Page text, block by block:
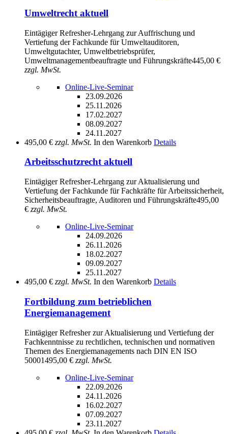
Umweltrecht aktuell
Eintägiger Refresher-Lehrgang zur Auffrischung und
Vertiefung der Fachkunde für Umweltauditoren,
Umweltgutachter, Umweltbetriebsprüfer,
Umweltmanagementbeauftragte und Führungskräfte445,00 €
zzgl. MwSt.
Online-Live-Seminar
23.09.2026
25.11.2026
17.02.2027
08.09.2027
24.11.2027
495,00 € zzgl. MwSt. In den Warenkorb Details
Arbeitsschutzrecht aktuell
Eintägiger Refresher-Lehrgang zur Aktualisierung und
Vertiefung der Fachkunde für Fachkräfte für Arbeitssicherheit,
Sicherheitsbeauftragte, Auditoren und Führungskräfte495,00
€ zzgl. MwSt.
Online-Live-Seminar
24.09.2026
26.11.2026
18.02.2027
09.09.2027
25.11.2027
495,00 € zzgl. MwSt. In den Warenkorb Details
Fortbildung zum betrieblichen
Energiemanagement
Eintägiger Refresher zur Aktualisierung und Vertiefung der
Fachkenntnisse zu rechtlichen, technischen und normativen
Themen des Energiemanagements nach DIN EN ISO
50001495,00 € zzgl. MwSt.
Online-Live-Seminar
22.09.2026
24.11.2026
16.02.2027
07.09.2027
23.11.2027